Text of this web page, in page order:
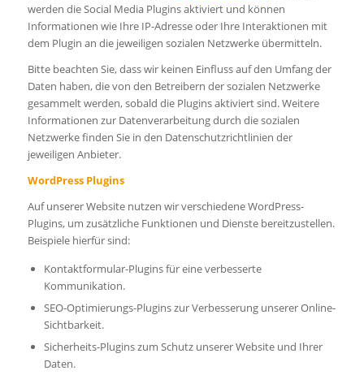
werden die Social Media Plugins aktiviert und können
Informationen wie Ihre IP-Adresse oder Ihre Interaktionen mit
dem Plugin an die jeweiligen sozialen Netzwerke übermitteln.
Bitte beachten Sie, dass wir keinen Einfluss auf den Umfang der
Daten haben, die von den Betreibern der sozialen Netzwerke
gesammelt werden, sobald die Plugins aktiviert sind. Weitere
Informationen zur Datenverarbeitung durch die sozialen
Netzwerke finden Sie in den Datenschutzrichtlinien der
jeweiligen Anbieter.
WordPress Plugins
Auf unserer Website nutzen wir verschiedene WordPress-
Plugins, um zusätzliche Funktionen und Dienste bereitzustellen.
Beispiele hierfür sind:
Kontaktformular-Plugins für eine verbesserte
Kommunikation.
SEO-Optimierungs-Plugins zur Verbesserung unserer Online-
Sichtbarkeit.
Sicherheits-Plugins zum Schutz unserer Website und Ihrer
Daten.